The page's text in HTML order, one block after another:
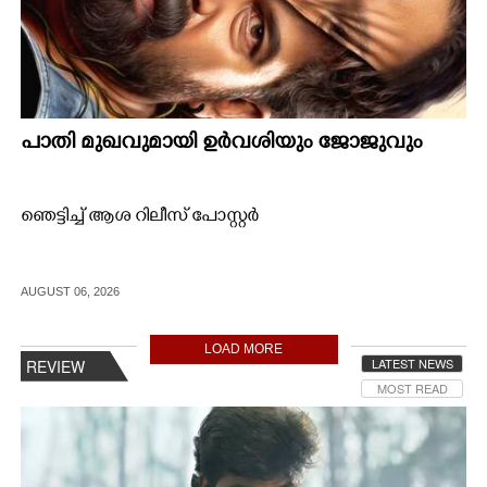
പാതി മുഖവുമായി ഉർവശിയും ജോജുവും
ഞെട്ടിച്ച് ആശ റിലീസ് പോസ്റ്റർ
AUGUST 06, 2026
LOAD MORE
REVIEW
LATEST NEWS
MOST READ